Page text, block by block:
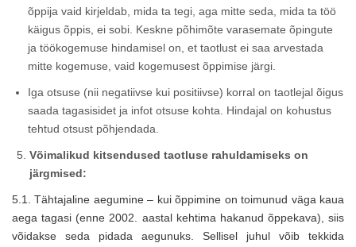
õppija vaid kirjeldab, mida ta tegi, aga mitte seda, mida ta töö
käigus õppis, ei sobi. Keskne põhimõte varasemate õpingute
ja töökogemuse hindamisel on, et taotlust ei saa arvestada
mitte kogemuse, vaid kogemusest õppimise järgi.
Iga otsuse (nii negatiivse kui positiivse) korral on taotlejal õigus
saada tagasisidet ja infot otsuse kohta. Hindajal on kohustus
tehtud otsust põhjendada.
Võimalikud kitsendused taotluse rahuldamiseks on
järgmised:
5.1. Tähtajaline aegumine – kui õppimine on toimunud väga kaua
aega tagasi (enne 2002. aastal kehtima hakanud õppekava), siis
võidakse seda pidada aegunuks. Sellisel juhul võib tekkida